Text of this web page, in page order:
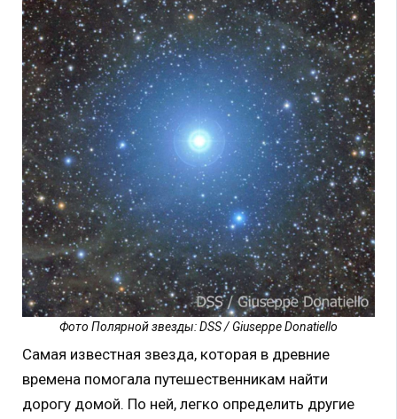
Фото Полярной звезды: DSS / Giuseppe Donatiello
Самая известная звезда, которая в древние
времена помогала путешественникам найти
дорогу домой. По ней, легко определить другие